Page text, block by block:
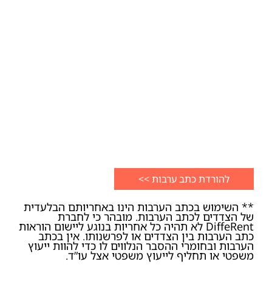
** השימוש בכתב הערבות הינו באחריותם הבלעדית
של הצדדים לכתב הערבות. מובהר כי לחברת
DiffeRent לא תהיה כל אחריות בנוגע ליישום הוראות
כתב הערבות בין הצדדים או לפרשנותו. אין בכתב
הערבות ובחומרי ההסבר הנלווים לו כדי להוות ייעוץ
משפטי או תחליף לייעוץ משפטי אצל עו”ד.